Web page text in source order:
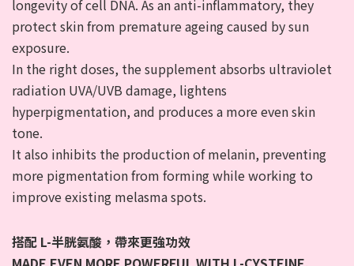
longevity of cell DNA. As an anti-inflammatory, they
protect skin from premature ageing caused by sun
exposure.
In the right doses, the supplement absorbs ultraviolet
radiation UVA/UVB damage, lightens
hyperpigmentation, and produces a more even skin
tone.
It also inhibits the production of melanin, preventing
more pigmentation from forming while working to
improve existing melasma spots.
搭配 L-半胱氨酸，帶來更強功效